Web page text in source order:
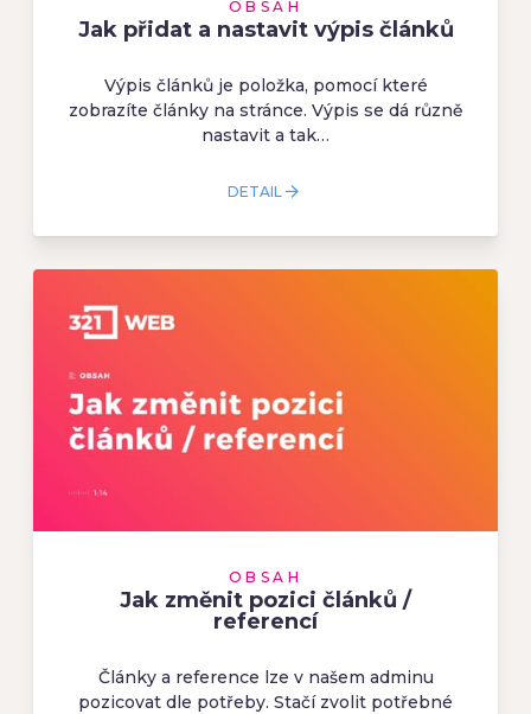
OBSAH
Jak přidat a nastavit výpis článků
Výpis článků je položka, pomocí které
zobrazíte články na stránce. Výpis se dá různě
nastavit a tak…
DETAIL
OBSAH
Jak změnit pozici článků /
referencí
Články a reference lze v našem adminu
pozicovat dle potřeby. Stačí zvolit potřebné